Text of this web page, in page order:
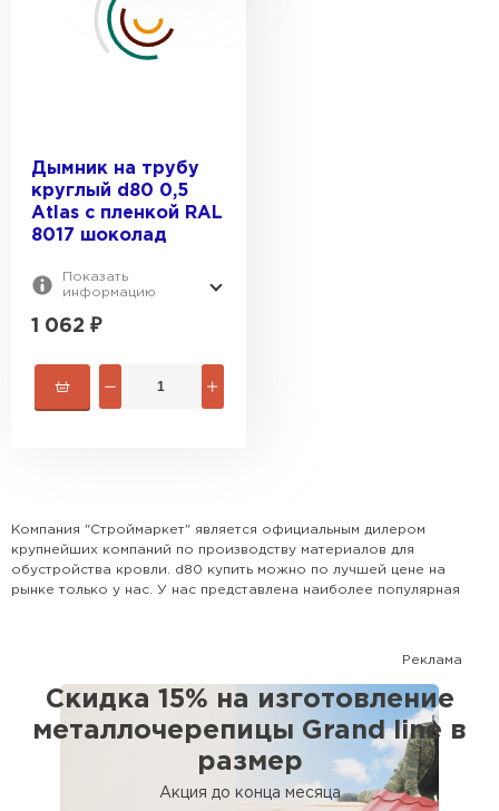
Дымник на трубу
круглый d80 0,5
Atlas с пленкой RAL
8017 шоколад
Показать
информацию
1 062 ₽
Компания "Строймаркет" является официальным дилером
крупнейших компаний по производству материалов для
обустройства кровли. d80 купить можно по лучшей цене на
рынке только у нас. У нас представлена наиболее популярная
Реклама
Скидка 15% на изготовление
металлочерепицы Grand line в
размер
Акция до конца месяца